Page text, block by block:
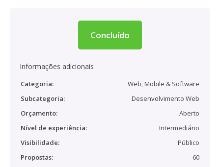
Concluído
Informações adicionais
Categoria:
Web, Mobile & Software
Subcategoria:
Desenvolvimento Web
Orçamento:
Aberto
Nível de experiência:
Intermediário
Visibilidade:
Público
Propostas:
60